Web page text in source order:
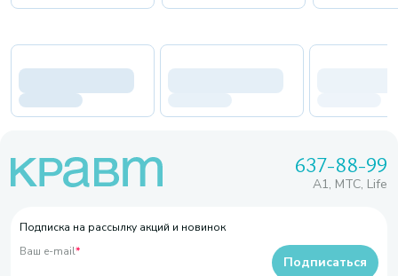
637-88-99
A1, МТС, Life
Подписка на рассылку акций и новинок
Ваш e-mail*
Подписаться